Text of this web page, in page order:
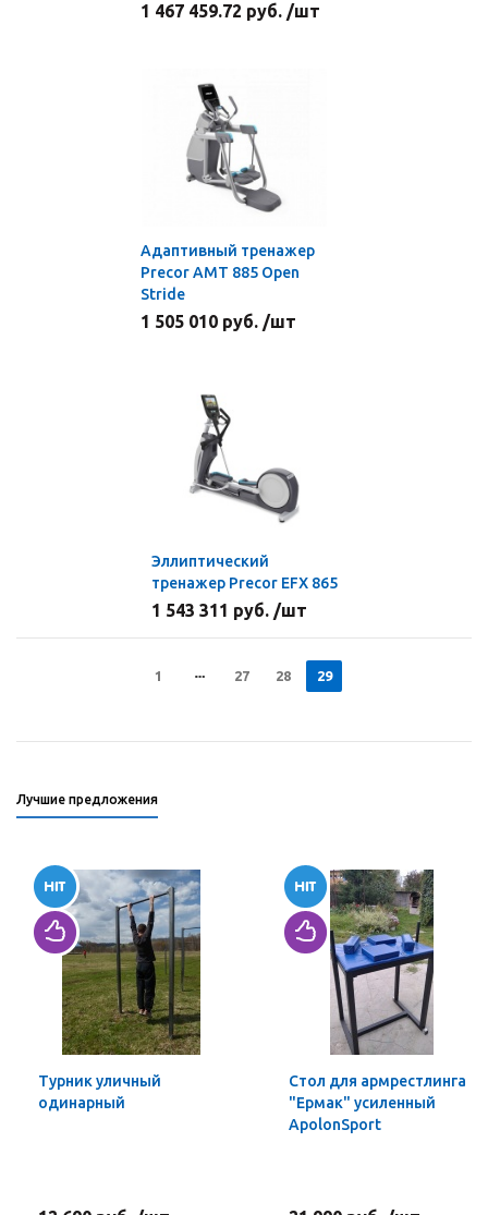
1 467 459.72 руб. /шт
Адаптивный тренажер
Precor AMT 885 Open
Stride
1 505 010 руб. /шт
Эллиптический
тренажер Precor EFX 865
1 543 311 руб. /шт
1 27 28 29
Лучшие предложения
Турник уличный
одинарный
Стол для армрестлинга
"Ермак" усиленный
ApolonSport